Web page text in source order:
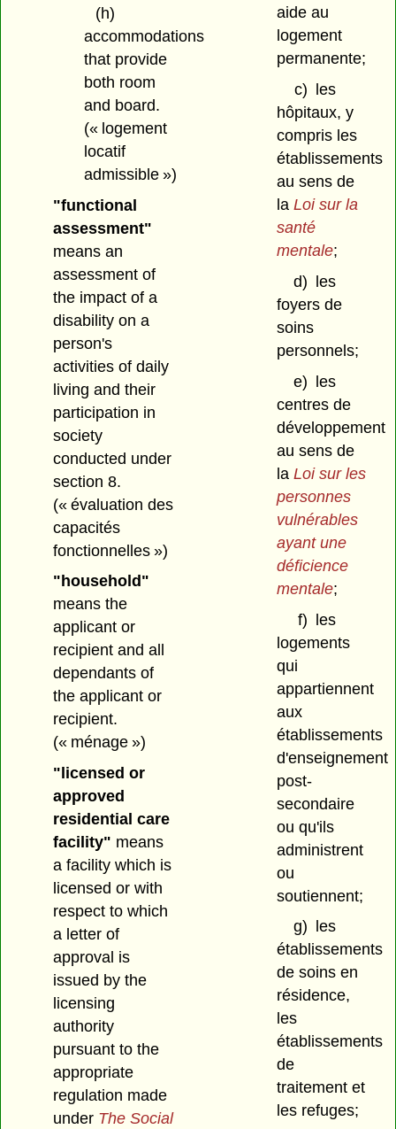
(h)
accommodations
that provide
both room
and board.
(« logement
locatif
admissible »)
"functional
assessment"
means an
assessment of
the impact of a
disability on a
person's
activities of daily
living and their
participation in
society
conducted under
section 8.
(« évaluation des
capacités
fonctionnelles »)
"household"
means the
applicant or
recipient and all
dependants of
the applicant or
recipient.
(« ménage »)
"licensed or
approved
residential care
facility" means
a facility which is
licensed or with
respect to which
a letter of
approval is
issued by the
licensing
authority
pursuant to the
appropriate
regulation made
under The Social
aide au
logement
permanente;
c)
les
hôpitaux, y
compris les
établissements
au sens de
la Loi sur la
santé
mentale;
d) les
foyers de
soins
personnels;
e) les
centres de
développement
au sens de
la Loi sur les
personnes
vulnérables
ayant une
déficience
mentale;
f) les
logements
qui
appartiennent
aux
établissements
d'enseignement
post-
secondaire
ou qu'ils
administrent
ou
soutiennent;
g)
les
établissements
de soins en
résidence,
les
établissements
de
traitement et
les refuges;